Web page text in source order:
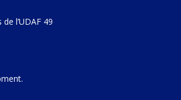
l’UDAF 49